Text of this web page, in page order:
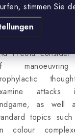
stimmen Sie
a profound
the chessboard
Preotu
as well
topics
colour